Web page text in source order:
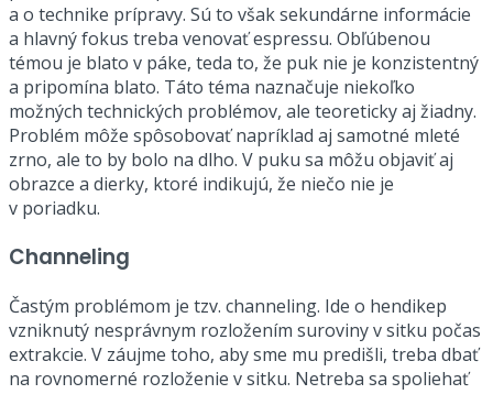
a o technike prípravy. Sú to však sekundárne informácie
a hlavný fokus treba venovať espressu. Obľúbenou
témou je blato v páke, teda to, že puk nie je konzistentný
a pripomína blato. Táto téma naznačuje niekoľko
možných technických problémov, ale teoreticky aj žiadny.
Problém môže spôsobovať napríklad aj samotné mleté
zrno, ale to by bolo na dlho. V puku sa môžu objaviť aj
obrazce a dierky, ktoré indikujú, že niečo nie je
v poriadku.
Channeling
Častým problémom je tzv. channeling. Ide o hendikep
vzniknutý nesprávnym rozložením suroviny v sitku počas
extrakcie. V záujme toho, aby sme mu predišli, treba dbať
na rovnomerné rozloženie v sitku. Netreba sa spoliehať